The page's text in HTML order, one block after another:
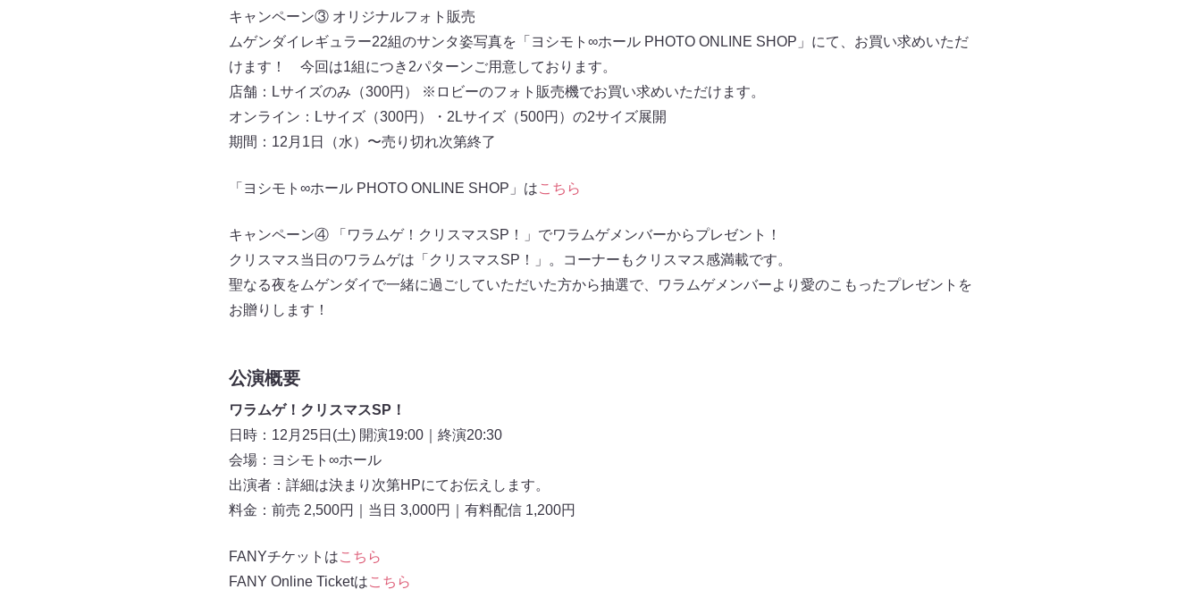
キャンペーン③ オリジナルフォト販売
ムゲンダイレギュラー22組のサンタ姿写真を「ヨシモト∞ホール PHOTO ONLINE SHOP」にて、お買い求めいただ
けます！ 今回は1組につき2パターンご用意しております。
店舗：Lサイズのみ（300円） ※ロビーのフォト販売機でお買い求めいただけます。
オンライン：Lサイズ（300円）・2Lサイズ（500円）の2サイズ展開
期間：12月1日（水）〜売り切れ次第終了
「ヨシモト∞ホール PHOTO ONLINE SHOP」はこちら
キャンペーン④ 「ワラムゲ！クリスマスSP！」でワラムゲメンバーからプレゼント！
クリスマス当日のワラムゲは「クリスマスSP！」。コーナーもクリスマス感満載です。
聖なる夜をムゲンダイで一緒に過ごしていただいた方から抽選で、ワラムゲメンバーより愛のこもったプレゼントを
お贈りします！
公演概要
ワラムゲ！クリスマスSP！
日時：12月25日(土) 開演19:00｜終演20:30
会場：ヨシモト∞ホール
出演者：詳細は決まり次第HPにてお伝えします。
料金：前売 2,500円｜当日 3,000円｜有料配信 1,200円
FANYチケットはこちら
FANY Online Ticketはこちら